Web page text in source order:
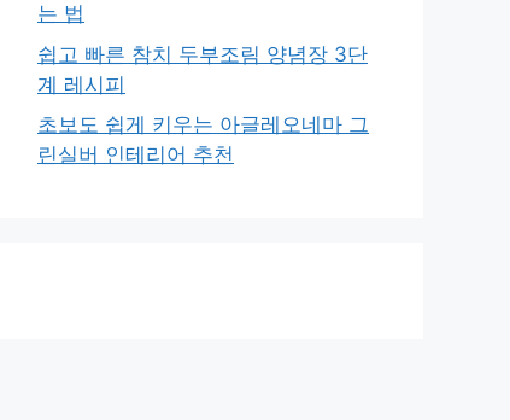
는 법
쉽고 빠른 참치 두부조림 양념장 3단
계 레시피
초보도 쉽게 키우는 아글레오네마 그
린실버 인테리어 추천